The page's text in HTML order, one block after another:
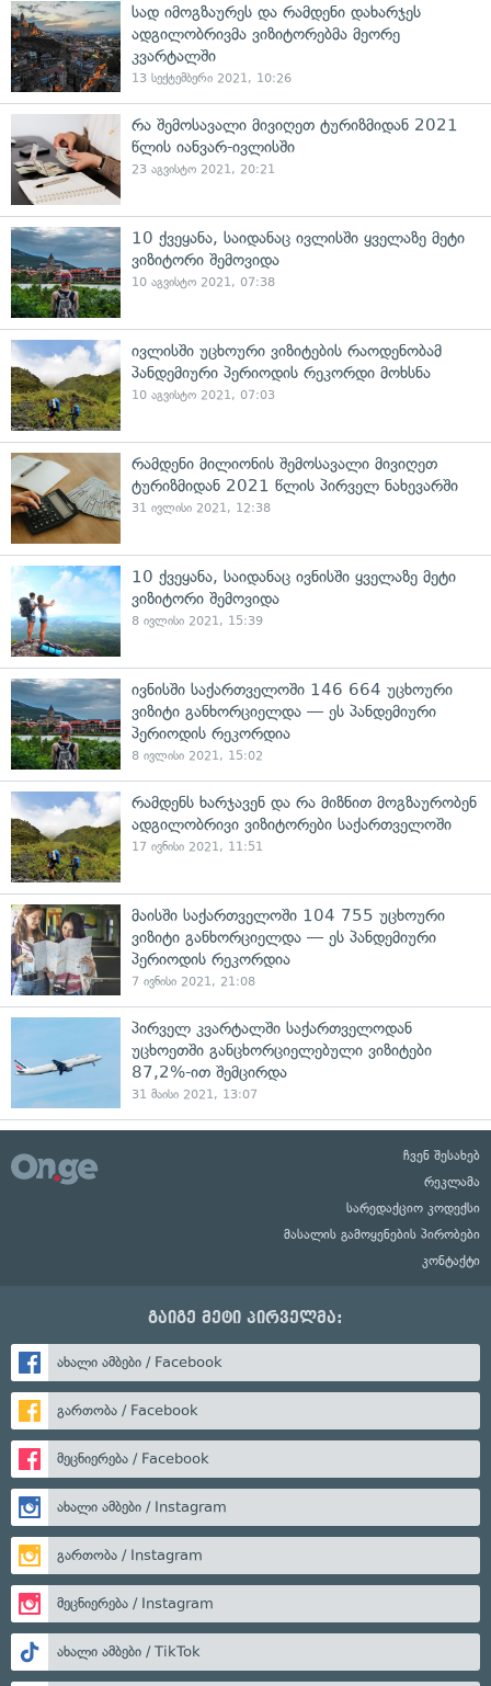
სად იმოგზაურეს და რამდენი დახარჯეს
ადგილობრივმა ვიზიტორებმა მეორე
კვარტალში
13 სექტემბერი 2021, 10:26
რა შემოსავალი მივიღეთ ტურიზმიდან 2021
წლის იანვარ-ივლისში
23 აგვისტო 2021, 20:21
10 ქვეყანა, საიდანაც ივლისში ყველაზე მეტი
ვიზიტორი შემოვიდა
10 აგვისტო 2021, 07:38
ივლისში უცხოური ვიზიტების რაოდენობამ
პანდემიური პერიოდის რეკორდი მოხსნა
10 აგვისტო 2021, 07:03
რამდენი მილიონის შემოსავალი მივიღეთ
ტურიზმიდან 2021 წლის პირველ ნახევარში
31 ივლისი 2021, 12:38
10 ქვეყანა, საიდანაც ივნისში ყველაზე მეტი
ვიზიტორი შემოვიდა
8 ივლისი 2021, 15:39
ივნისში საქართველოში 146 664 უცხოური
ვიზიტი განხორციელდა — ეს პანდემიური
პერიოდის რეკორდია
8 ივლისი 2021, 15:02
რამდენს ხარჯავენ და რა მიზნით მოგზაურობენ
ადგილობრივი ვიზიტორები საქართველოში
17 ივნისი 2021, 11:51
მაისში საქართველოში 104 755 უცხოური
ვიზიტი განხორციელდა — ეს პანდემიური
პერიოდის რეკორდია
7 ივნისი 2021, 21:08
პირველ კვარტალში საქართველოდან
უცხოეთში განცხორციელებული ვიზიტები
87,2%-ით შემცირდა
31 მაისი 2021, 13:07
ჩვენ შესახებ
რეკლამა
სარედაქციო კოდექსი
მასალის გამოყენების პირობები
კონტაქტი
გაიგე მეტი პირველმა:
ახალი ამბები / Facebook
გართობა / Facebook
მეცნიერება / Facebook
ახალი ამბები / Instagram
გართობა / Instagram
მეცნიერება / Instagram
ახალი ამბები / TikTok